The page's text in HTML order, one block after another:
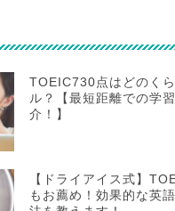
TOEIC730点はどのく
ル？【最短距離での学
介！】
【ドライアイス式】
もお薦め！効果的な英